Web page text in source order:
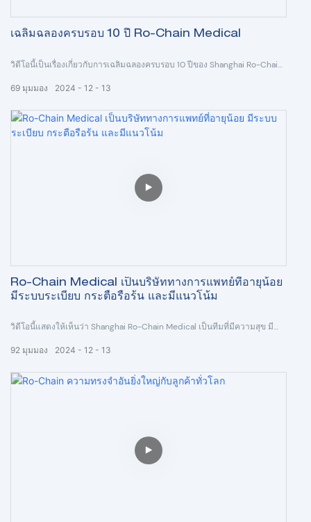
ที่จะเป็นไปได้ในแต่ละผลิตภัณฑ์โซลูชั่นในด้านคุณภาพและราคาและในก่อน
เฉลิมฉลองครบรอบ 10 ปี Ro-Chain Medical
วิดีโอนี้เป็นเรื่องเกี่ยวกับการเฉลิมฉลองครบรอบ 10 ปีของ Shanghai Ro-Chain
2024 12 13
69 มุมมอง
Ro-Chain Medical เป็นบริษัททางการแพทย์ที่อายุน้อย
มีระบบระเบียบ กระตือรือร้น และมีแนวโน้ม
วิดีโอนี้แสดงให้เห็นว่า Shanghai Ro-Chain Medical เป็นทีมที่มีความสุข มี
2024 12 13
92 มุมมอง